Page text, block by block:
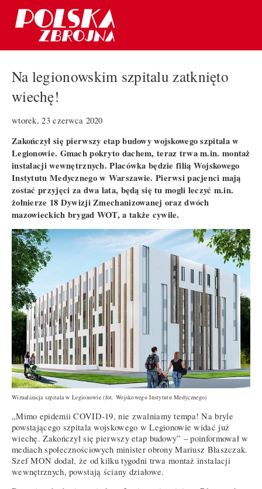
Na legionowskim szpitalu zatknięto
wiechę!
wtorek, 23 czerwca 2020
Zakończył się pierwszy etap budowy wojskowego szpitala w
Legionowie. Gmach pokryto dachem, teraz trwa m.in. montaż
instalacji wewnętrznych. Placówka będzie filią Wojskowego
Instytutu Medycznego w Warszawie. Pierwsi pacjenci mają
zostać przyjęci za dwa lata, będą się tu mogli leczyć m.in.
żołnierze 18 Dywizji Zmechanizowanej oraz dwóch
mazowieckich brygad WOT, a także cywile.
Wizualizacja szpitala w Legionowie (fot. Wojskowego Instytutu Medycznego)
„Mimo epidemii COVID-19, nie zwalniamy tempa! Na bryle
powstającego szpitala wojskowego w Legionowie widać już
wiechę. Zakończył się pierwszy etap budowy” – poinformował w
mediach społecznościowych minister obrony Mariusz Błaszczak.
Szef MON dodał, że od kilku tygodni trwa montaż instalacji
wewnętrznych, powstają ściany działowe.